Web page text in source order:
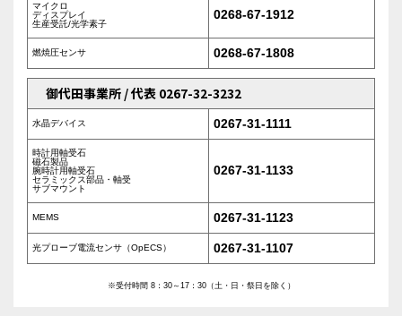
マイクロ
ディスプレイ
生産受託/光学素子
0268-67-1912
燃焼圧センサ 0268-67-1808
御代田事業所 / 代表 0267-32-3232
水晶デバイス 0267-31-1111
時計用軸受石
磁石製品
腕時計用軸受石
セラミックス部品・軸受
サブマウント
0267-31-1133
MEMS 0267-31-1123
光プローブ電流センサ（OpECS） 0267-31-1107
※受付時間 8：30～17：30（土・日・祭日を除く）